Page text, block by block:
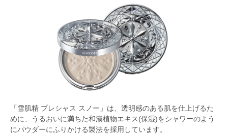
「雪肌精 プレシャス スノー」は、透明感のある肌を仕上げるた
めに、うるおいに満ちた和漢植物エキス(保湿)をシャワーのよう
にパウダーにふりかける製法を採用しています。